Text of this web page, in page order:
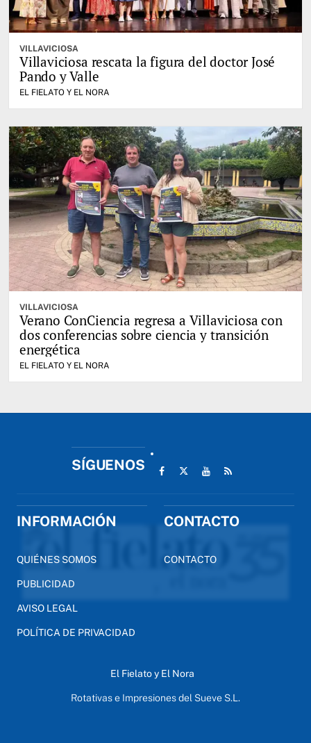
VILLAVICIOSA
Villaviciosa rescata la figura del doctor José
Pando y Valle
EL FIELATO Y EL NORA
VILLAVICIOSA
Verano ConCiencia regresa a Villaviciosa con
dos conferencias sobre ciencia y transición
energética
EL FIELATO Y EL NORA
SÍGUENOS
INFORMACIÓN
QUIÉNES SOMOS
PUBLICIDAD
AVISO LEGAL
POLÍTICA DE PRIVACIDAD
CONTACTO
CONTACTO
El Fielato y El Nora
Rotativas e Impresiones del Sueve S.L.